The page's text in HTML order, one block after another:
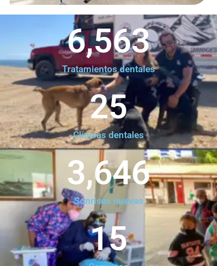
Tratamientos dentales
6,563
Clínicas dentales
25
Sonrisas nuevas
3,646
15